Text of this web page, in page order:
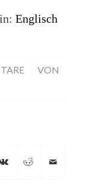
Englisch
VON